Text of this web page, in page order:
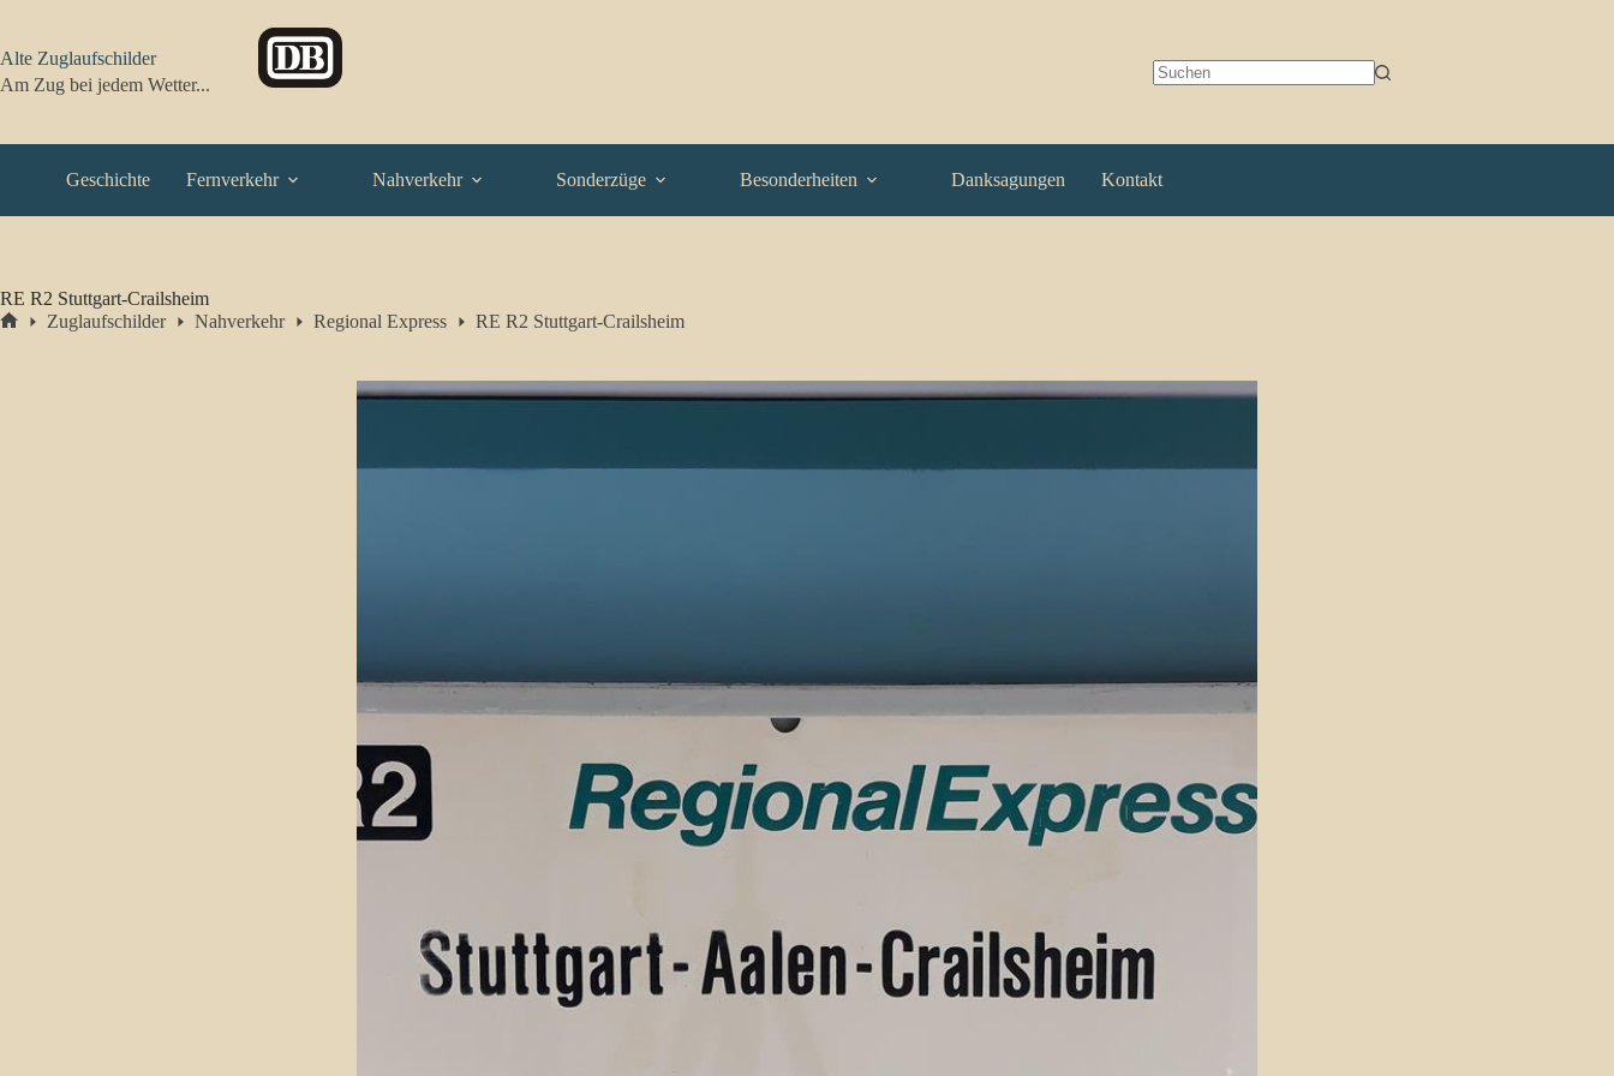
springen
Alte Zuglaufschilder
Am Zug bei jedem Wetter...
Geschichte Fernverkehr Nahverkehr Sonderzüge Besonderheiten Danksagungen Kontakt
RE R2 Stuttgart-Crailsheim
Zuglaufschilder Nahverkehr Regional Express RE R2 Stuttgart-Crailsheim